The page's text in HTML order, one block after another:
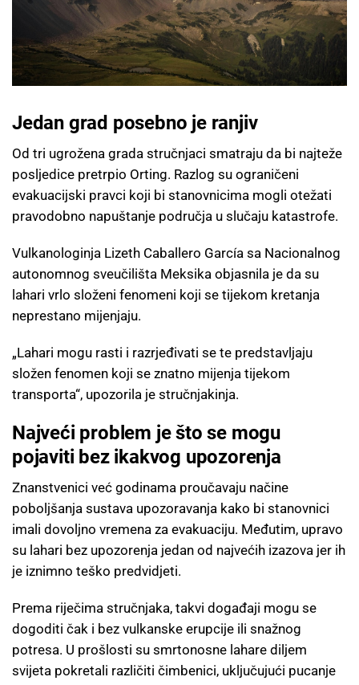
Jedan grad posebno je ranjiv
Od tri ugrožena grada stručnjaci smatraju da bi najteže
posljedice pretrpio Orting. Razlog su ograničeni
evakuacijski pravci koji bi stanovnicima mogli otežati
pravodobno napuštanje područja u slučaju katastrofe.
Vulkanologinja Lizeth Caballero García sa Nacionalnog
autonomnog sveučilišta Meksika objasnila je da su
lahari vrlo složeni fenomeni koji se tijekom kretanja
neprestano mijenjaju.
„Lahari mogu rasti i razrjeđivati se te predstavljaju
složen fenomen koji se znatno mijenja tijekom
transporta“, upozorila je stručnjakinja.
Najveći problem je što se mogu
pojaviti bez ikakvog upozorenja
Znanstvenici već godinama proučavaju načine
poboljšanja sustava upozoravanja kako bi stanovnici
imali dovoljno vremena za evakuaciju. Međutim, upravo
su lahari bez upozorenja jedan od najvećih izazova jer ih
je iznimno teško predvidjeti.
Prema riječima stručnjaka, takvi događaji mogu se
dogoditi čak i bez vulkanske erupcije ili snažnog
potresa. U prošlosti su smrtonosne lahare diljem
svijeta pokretali različiti čimbenici, uključujući pucanje